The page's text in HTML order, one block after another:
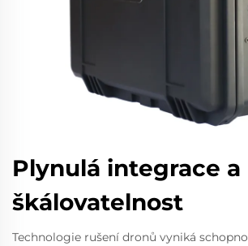
Plynulá integrace a
škálovatelnost
Technologie rušení dronů vyniká